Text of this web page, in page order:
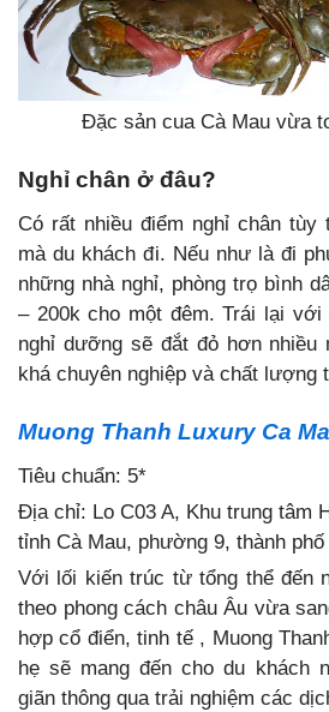
Đặc sản cua Cà Mau vừa
Nghỉ chân ở đâu?
Có rất nhiều điểm nghỉ chân tùy
mà du khách đi. Nếu như là đi
những nhà nghỉ, phòng trọ bình
– 200k cho một đêm. Trái lại
nghỉ dưỡng sẽ đắt đỏ hơn nhiều
khá chuyên nghiệp và chất lượng
Muong Thanh Luxury Ca
Tiêu chuẩn: 5*
Địa chỉ: Lo C03 A, Khu trung tâm
tỉnh Cà Mau, phường 9, thành
Với lối kiến trúc từ tổng thể đến
theo phong cách châu Âu vừa
hợp cổ điển, tinh tế , Muong
hẹ sẽ mang đến cho du khách
giãn thông qua trải nghiệm các